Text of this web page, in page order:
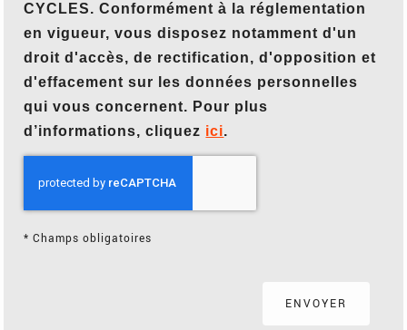
CYCLES. Conformément à la réglementation
en vigueur, vous disposez notamment d'un
droit d'accès, de rectification, d'opposition et
d'effacement sur les données personnelles
qui vous concernent. Pour plus
d’informations, cliquez ici.
*Champs obligatoires